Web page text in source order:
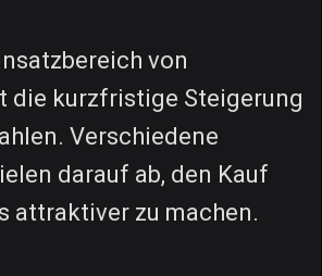
von
die kurzfristige Steigerung
Verschiedene
darauf ab, den Kauf
attraktiver zu machen.